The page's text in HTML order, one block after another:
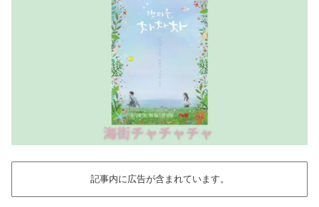
記事内に広告が含まれています。